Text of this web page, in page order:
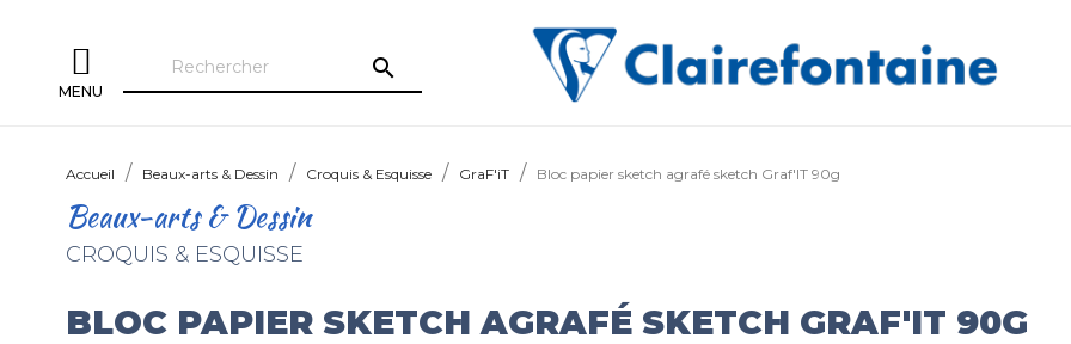
MENU
search
Accueil Beaux-arts & Dessin Croquis & Esquisse GraF'iT Bloc papier sketch agrafé sketch Graf'IT 90g
Beaux-arts & Dessin
CROQUIS & ESQUISSE
BLOC PAPIER SKETCH AGRAFÉ SKETCH GRAF'IT 90G